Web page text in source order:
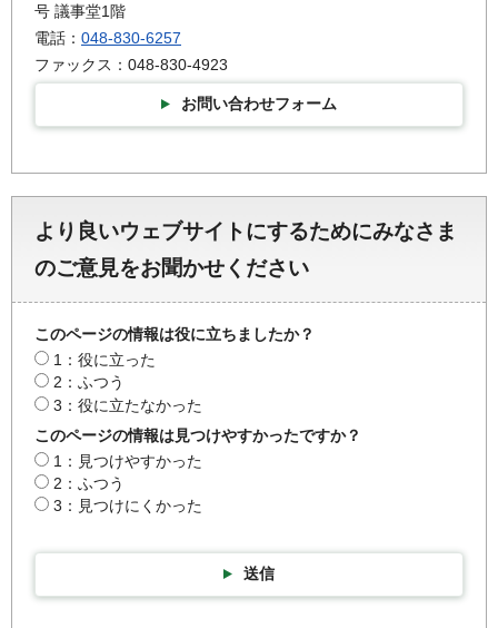
号 議事堂1階
電話： 048-830-6257
ファックス：048-830-4923
お問い合わせフォーム
より良いウェブサイトにするためにみなさま
のご意見をお聞かせください
このページの情報は役に立ちましたか？
1：役に立った
2：ふつう
3：役に立たなかった
このページの情報は見つけやすかったですか？
1：見つけやすかった
2：ふつう
3：見つけにくかった
送信